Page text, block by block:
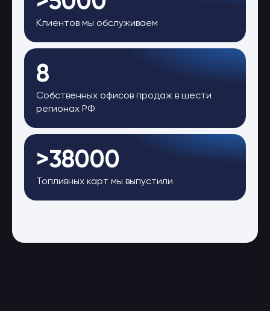
Клиентов мы обслуживаем
8
Собственных офисов продаж в шести
регионах РФ
>38000
Топливных карт мы выпустили